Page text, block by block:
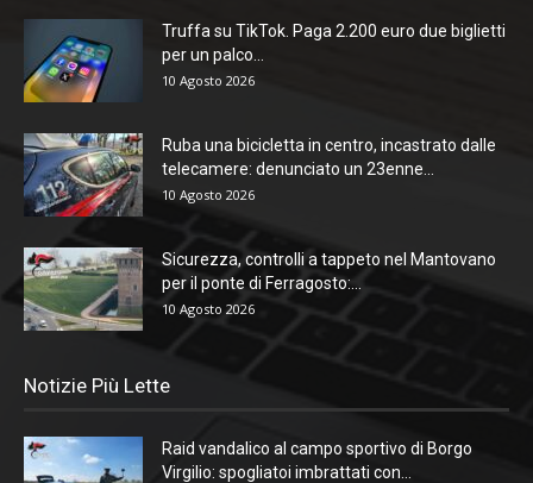
Truffa su TikTok. Paga 2.200 euro due biglietti
per un palco...
10 Agosto 2026
Ruba una bicicletta in centro, incastrato dalle
telecamere: denunciato un 23enne...
10 Agosto 2026
Sicurezza, controlli a tappeto nel Mantovano
per il ponte di Ferragosto:...
10 Agosto 2026
Notizie Più Lette
Raid vandalico al campo sportivo di Borgo
Virgilio: spogliatoi imbrattati con...